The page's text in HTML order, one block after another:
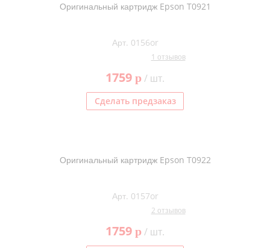
Оригинальный картридж Epson T0921
Арт. 0156or
1 отзывов
1759 p/ шт.
Сделать предзаказ
Оригинальный картридж Epson T0922
Арт. 0157or
2 отзывов
1759 p/ шт.